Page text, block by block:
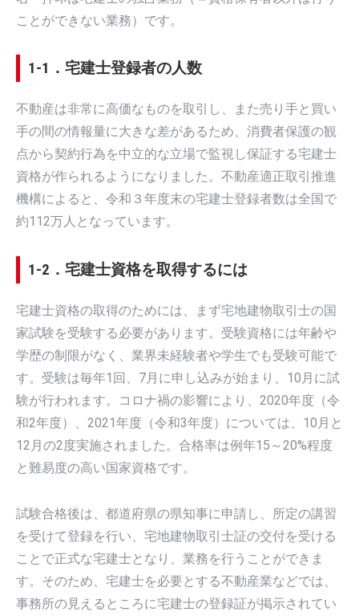
ことができない業務）です。
1-1．宅建士登録者の人数
不動産は非常に高価なものを取引し、また売り手と買い
手の間の情報量に大きな差があるため、消費者保護の観
点から契約行為を中立的な立場で監視し保証する宅建士
資格が作られるようになりました。不動産適正取引推進
機構によると、令和３年度末の宅建士登録者数は全国で
約112万人となっています。
1-2．宅建士資格を取得するには
宅建士資格の取得のためには、まず宅地建物取引士の国
家試験を受験する必要があります。受験資格には年齢や
学歴の制限がなく、業界未経験者や学生でも受験可能で
す。受験は毎年1回、7月に申し込みが始まり、10月に試
験が行われます。コロナ禍の影響により、2020年度（令
和2年度）、2021年度（令和3年度）については、10月と
12月の2度実施されました。合格率は例年15～20%程度
と難易度の高い国家資格です。
試験合格後は、都道府県の県知事に申請し、所定の講習
を受けて登録を行い、宅地建物取引士証の交付を受ける
ことで正式な宅建士となり、業務を行うことができま
す。そのため、宅建士を必要とする不動産業などでは、
事務所の見えるところに宅建士の登録証が掲示されてい